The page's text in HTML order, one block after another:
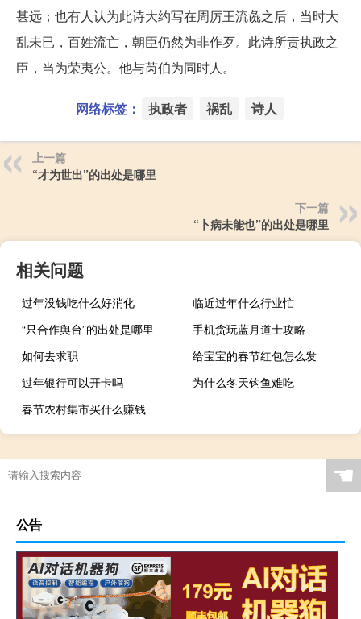
甚远；也有人认为此诗大约写在周厉王流彘之后，当时大
乱未已，百姓流亡，朝臣仍然为非作歹。此诗所责执政之
臣，当为荣夷公。他与芮伯为同时人。
网络标签： 执政者 祸乱 诗人
上一篇
“才为世出”的出处是哪里
下一篇
“卜病未能也”的出处是哪里
相关问题
过年没钱吃什么好消化
临近过年什么行业忙
“只合作舆台”的出处是哪里
手机贪玩蓝月道士攻略
如何去求职
给宝宝的春节红包怎么发
过年银行可以开卡吗
为什么冬天钩鱼难吃
春节农村集市买什么赚钱
☚
公告